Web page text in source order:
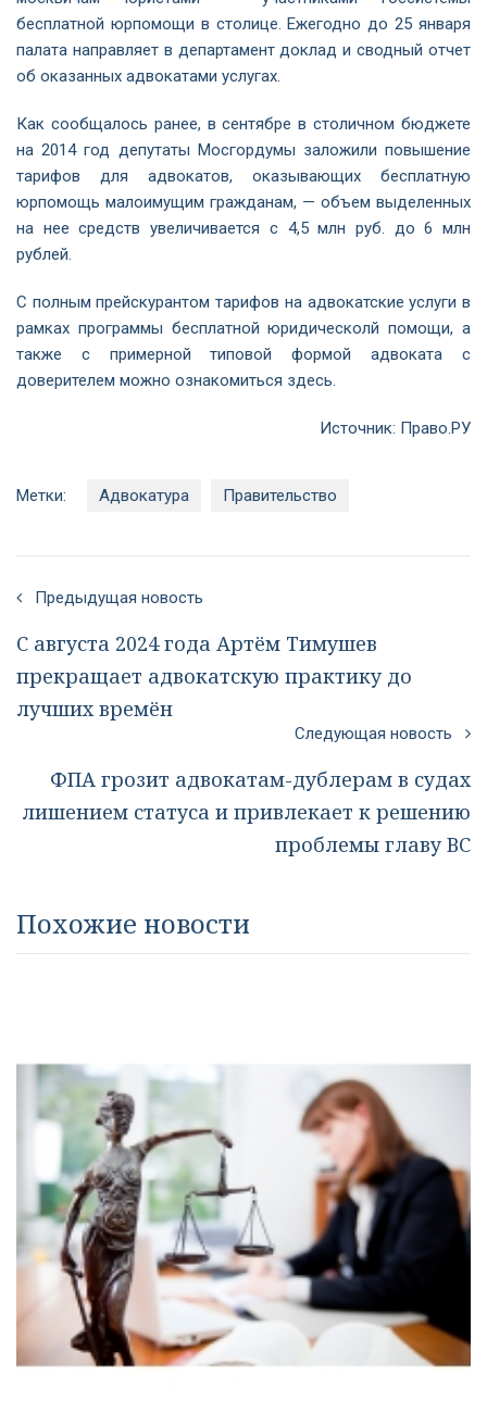
бесплатной юрпомощи в столице. Ежегодно до 25 января
палата направляет в департамент доклад и сводный отчет
об оказанных адвокатами услугах.
Как сообщалось ранее, в сентябре в столичном бюджете
на 2014 год депутаты Мосгордумы заложили повышение
тарифов для адвокатов, оказывающих бесплатную
юрпомощь малоимущим гражданам, — объем выделенных
на нее средств увеличивается с 4,5 млн руб. до 6 млн
рублей.
С полным прейскурантом тарифов на адвокатские услуги в
рамках программы бесплатной юридическолй помощи, а
также с примерной типовой формой адвоката с
доверителем можно ознакомиться здесь.
Источник: Право.РУ
Метки: Адвокатура Правительство
Предыдущая новость
С августа 2024 года Артём Тимушев
прекращает адвокатскую практику до
лучших времён
Следующая новость
ФПА грозит адвокатам-дублерам в судах
лишением статуса и привлекает к решению
проблемы главу ВС
Похожие новости